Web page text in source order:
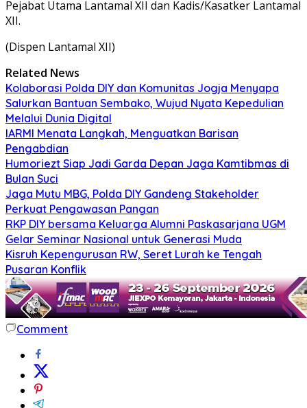
Pejabat Utama Lantamal XII dan Kadis/Kasatker Lantamal
XII.
(Dispen Lantamal XII)
Related News
Kolaborasi Polda DIY dan Komunitas Jogja Menyapa
Salurkan Bantuan Sembako, Wujud Nyata Kepedulian
Melalui Dunia Digital
IARMI Menata Langkah, Menguatkan Barisan
Pengabdian
Humoriezt Siap Jadi Garda Depan Jaga Kamtibmas di
Bulan Suci
Jaga Mutu MBG, Polda DIY Gandeng Stakeholder
Perkuat Pengawasan Pangan
RKP DIY bersama Keluarga Alumni Paskasarjana UGM
Gelar Seminar Nasional untuk Generasi Muda
Kisruh Kepengurusan RW, Seret Lurah ke Tengah
Pusaran Konflik
Comment